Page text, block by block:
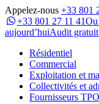
Appelez-nous +33 801
+33 801 27 11 41Ou
aujourd’huiAudit gratuit
Résidentiel
Commercial
Exploitation et
Collectivités et
Fournisseurs TPO